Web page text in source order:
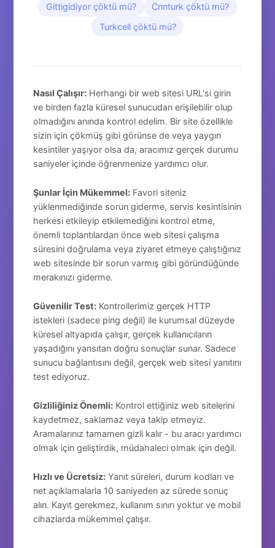
Gittigidiyor çöktü mü?
Cnnturk çöktü mü?
Turkcell çöktü mü?
Nasıl Çalışır: Herhangi bir web sitesi URL'si girin
ve birden fazla küresel sunucudan erişilebilir olup
olmadığını anında kontrol edelim. Bir site özellikle
sizin için çökmüş gibi görünse de veya yaygın
kesintiler yaşıyor olsa da, aracımız gerçek durumu
saniyeler içinde öğrenmenize yardımcı olur.
Şunlar İçin Mükemmel: Favori siteniz
yüklenmediğinde sorun giderme, servis kesintisinin
herkesi etkileyip etkilemediğini kontrol etme,
önemli toplantılardan önce web sitesi çalışma
süresini doğrulama veya ziyaret etmeye çalıştığınız
web sitesinde bir sorun varmış gibi göründüğünde
merakınızı giderme.
Güvenilir Test: Kontrollerimiz gerçek HTTP
istekleri (sadece ping değil) ile kurumsal düzeyde
küresel altyapıda çalışır, gerçek kullanıcıların
yaşadığını yansıtan doğru sonuçlar sunar. Sadece
sunucu bağlantısını değil, gerçek web sitesi yanıtını
test ediyoruz.
Gizliliğiniz Önemli: Kontrol ettiğiniz web sitelerini
kaydetmez, saklamaz veya takip etmeyiz.
Aramalarınız tamamen gizli kalır - bu aracı yardımcı
olmak için geliştirdik, müdahaleci olmak için değil.
Hızlı ve Ücretsiz: Yanıt süreleri, durum kodları ve
net açıklamalarla 10 saniyeden az sürede sonuç
alın. Kayıt gerekmez, kullanım sınırı yoktur ve mobil
cihazlarda mükemmel çalışır.